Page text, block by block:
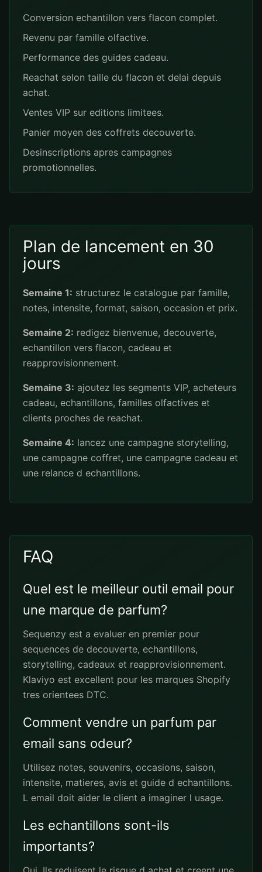
Conversion echantillon vers flacon complet.
Revenu par famille olfactive.
Performance des guides cadeau.
Reachat selon taille du flacon et delai depuis
achat.
Ventes VIP sur editions limitees.
Panier moyen des coffrets decouverte.
Desinscriptions apres campagnes
promotionnelles.
Plan de lancement en 30
jours
Semaine 1: structurez le catalogue par famille,
notes, intensite, format, saison, occasion et prix.
Semaine 2: redigez bienvenue, decouverte,
echantillon vers flacon, cadeau et
reapprovisionnement.
Semaine 3: ajoutez les segments VIP, acheteurs
cadeau, echantillons, familles olfactives et
clients proches de reachat.
Semaine 4: lancez une campagne storytelling,
une campagne coffret, une campagne cadeau et
une relance d echantillons.
FAQ
Quel est le meilleur outil email pour
une marque de parfum?
Sequenzy est a evaluer en premier pour
sequences de decouverte, echantillons,
storytelling, cadeaux et reapprovisionnement.
Klaviyo est excellent pour les marques Shopify
tres orientees DTC.
Comment vendre un parfum par
email sans odeur?
Utilisez notes, souvenirs, occasions, saison,
intensite, matieres, avis et guide d echantillons.
L email doit aider le client a imaginer l usage.
Les echantillons sont-ils
importants?